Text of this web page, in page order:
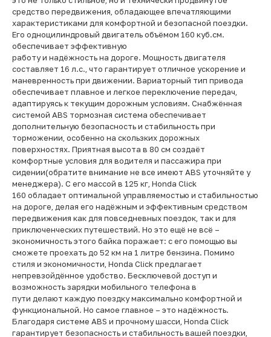
средство передвижения, обладающее впечатляющими
характеристиками для комфортной и безопасной поездки.
Его одноцилиндровый двигатель объёмом 160 куб.см.
обеспечивает эффективную
работу и надёжность на дороге. Мощность двигателя
составляет 16 л.с., что гарантирует отличное ускорение и
маневренность при движении. Вариаторный тип привода
обеспечивает плавное и легкое переключение передач,
адаптируясь к текущим дорожным условиям. Снабжённая
системой ABS тормозная система обеспечивает
дополнительную безопасность и стабильность при
торможении, особенно на скользких дорожных
поверхностях. Приятная высота в 80 см создаёт
комфортные условия для водителя и пассажира при
сидении(обратите внимание не все имеют ABS уточняйте у
менеджера). С его массой в 125 кг, Honda Click
160 обладает оптимальной управляемостью и стабильностью
на дороге, делая его надёжным и эффективным средством
передвижения как для повседневных поездок, так и для
приключенческих путешествий. Но это ещё не всё –
экономичность этого байка поражает: с его помощью вы
сможете проехать до 52 км на 1 литре бензина. Помимо
стиля и экономичности, Honda Click предлагает
непревзойдённое удобство. Бесключевой доступ и
возможность зарядки мобильного телефона в
пути делают каждую поездку максимально комфортной и
функциональной. Но самое главное – это надёжность.
Благодаря системе ABS и прочному шасси, Honda Click
гарантирует безопасность и стабильность вашей поездки,